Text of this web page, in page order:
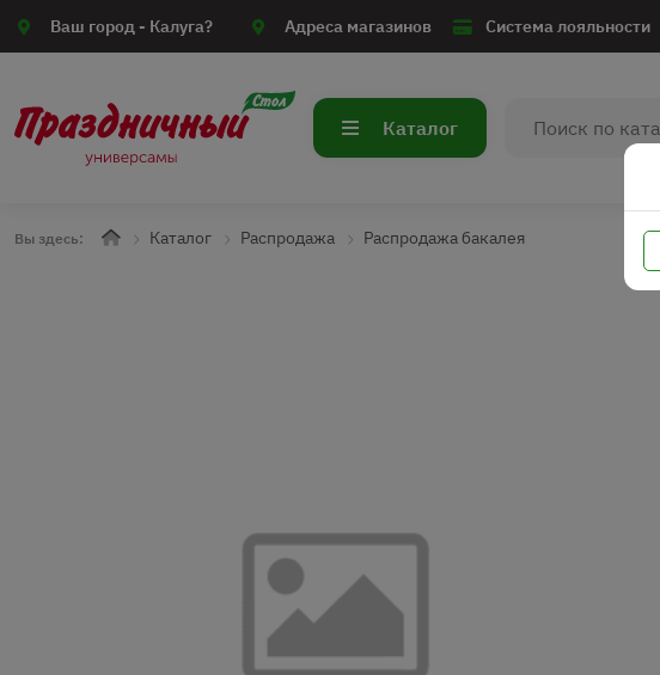
Ваш город - Калуга? Адреса магазинов Система лояльности
Каталог
Вы здесь: Каталог Распродажа Распродажа бакалея